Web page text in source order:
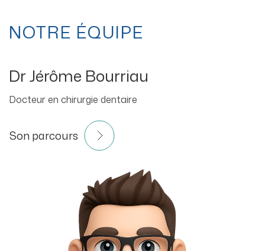
NOTRE ÉQUIPE
Dr Jérôme Bourriau
Docteur en chirurgie dentaire
Son parcours